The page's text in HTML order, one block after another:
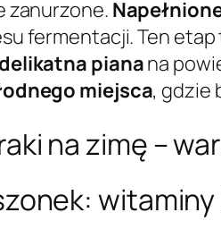
zanurzone.
fermentacji. Ten
pianana
miejsca, gdzie
na zimę –